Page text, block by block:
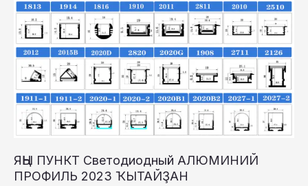
ЯҢЫ ПУНКТ Светодиодный АЛЮМИНИЙ
ПРОФИЛЬ 2023 ҠЫТАЙҘАН